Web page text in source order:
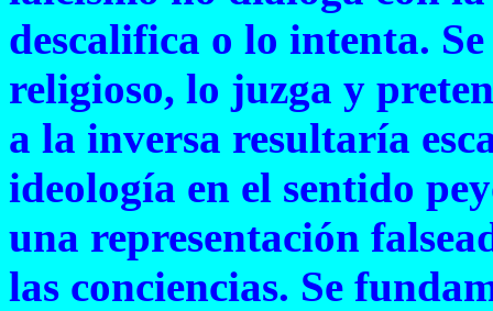
descalifica o lo intenta.
religioso, lo juzga y
a la inversa resultaría
ideología en el sentido
una representación
las conciencias. Se